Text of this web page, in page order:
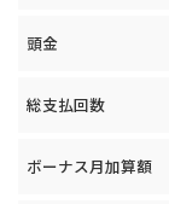
頭金
総支払回数
ボーナス月加算額